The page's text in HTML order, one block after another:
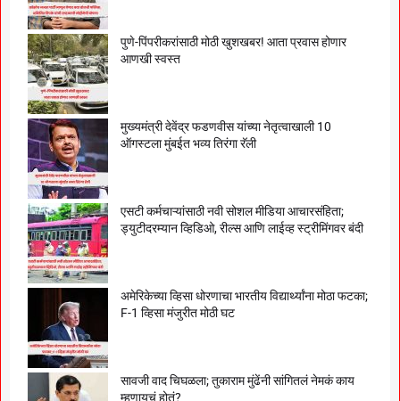
पुणे-पिंपरीकरांसाठी मोठी खुशखबर! आता प्रवास होणार
आणखी स्वस्त
मुख्यमंत्री देवेंद्र फडणवीस यांच्या नेतृत्वाखाली 10
ऑगस्टला मुंबईत भव्य तिरंगा रॅली
एसटी कर्मचाऱ्यांसाठी नवी सोशल मीडिया आचारसंहिता;
ड्युटीदरम्यान व्हिडिओ, रील्स आणि लाईव्ह स्ट्रीमिंगवर बंदी
अमेरिकेच्या व्हिसा धोरणाचा भारतीय विद्यार्थ्यांना मोठा फटका;
F-1 व्हिसा मंजुरीत मोठी घट
सावजी वाद चिघळला; तुकाराम मुंढेंनी सांगितलं नेमकं काय
म्हणायचं होतं?